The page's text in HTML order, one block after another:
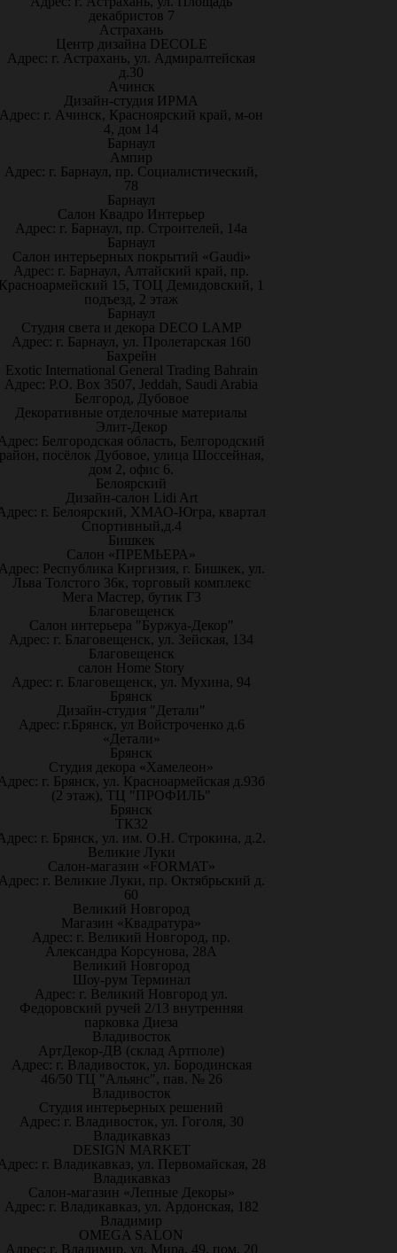
декабристов 7
Астрахань
Центр дизайна DECOLE
Адрес: г. Астрахань, ул. Адмиралтейская
д.30
Ачинск
Дизайн-студия ИРМА
Адрес: г. Ачинск, Красноярский край, м-он
4, дом 14
Барнаул
Ампир
Адрес: г. Барнаул, пр. Социалистический,
78
Барнаул
Салон Квадро Интерьер
Адрес: г. Барнаул, пр. Строителей, 14а
Барнаул
Салон интерьерных покрытий «Gaudi»
Адрес: г. Барнаул, Алтайский край, пр.
15, ТОЦ Демидовский, 1
подъезд, 2 этаж
Барнаул
Студия света и декора DECO LAMP
Адрес: г. Барнаул, ул. Пролетарская 160
Бахрейн
Exotic International General Trading Bahrain
Адрес: P.O. Box 3507, Jeddah, Saudi Arabia
Белгород, Дубовое
Декоративные отделочные материалы
Элит-Декор
Белгородская область, Белгородский
посёлок Дубовое, улица Шоссейная,
дом 2, офис 6.
Белоярский
Дизайн-салон Lidi Art
г. Белоярский, ХМАО-Югра, квартал
Спортивный,д.4
Бишкек
Салон «ПРЕМЬЕРА»
Республика Киргизия, г. Бишкек, ул.
Льва Толстого 36к, торговый комплекс
Мега Мастер, бутик Г3
Благовещенск
Салон интерьера "Буржуа-Декор"
Адрес: г. Благовещенск, ул. Зейская, 134
Благовещенск
салон Home Story
Адрес: г. Благовещенск, ул. Мухина, 94
Брянск
Дизайн-студия "Детали"
Адрес: г.Брянск, ул Войстроченко д.6
«Детали»
Брянск
Студия декора «Хамелеон»
г. Брянск, ул. Красноармейская д.93б
(2 этаж), ТЦ "ПРОФИЛЬ"
Брянск
ТК32
г. Брянск, ул. им. О.Н. Строкина, д.2.
Великие Луки
Салон-магазин «FORMAT»
г. Великие Луки, пр. Октябрьский д.
60
Великий Новгород
Магазин «Квадратура»
Адрес: г. Великий Новгород, пр.
Александра Корсунова, 28А
Великий Новгород
Шоу-рум Терминал
Адрес: г. Великий Новгород ул.
Федоровский ручей 2/13 внутренняя
парковка Диеза
Владивосток
АртДекор-ДВ (склад Артполе)
Адрес: г. Владивосток, ул. Бородинская
46/50 ТЦ "Альянс", пав. № 26
Владивосток
Студия интерьерных решений
Адрес: г. Владивосток, ул. Гоголя, 30
Владикавказ
DESIGN MARKET
г. Владикавказ, ул. Первомайская, 28
Владикавказ
Салон-магазин «Лепные Декоры»
Адрес: г. Владикавказ, ул. Ардонская, 182
Владимир
OMEGA SALON
Адрес: г. Владимир, ул. Мира, 49, пом. 20